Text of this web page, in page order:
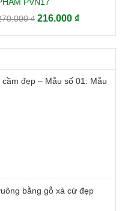
PVN17
₫ Giá
216.000 ₫Giá
216.000 ₫.
đẹp – Mẫu số 01: Mẫu
bằng gỗ xà cừ đẹp